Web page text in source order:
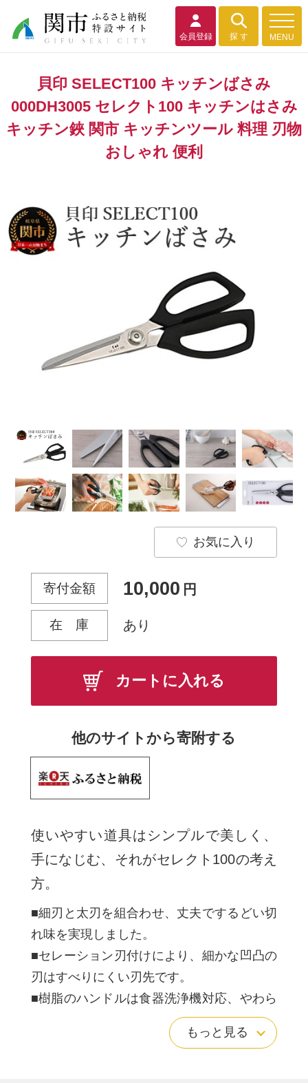
会員登録 探 す MENU
貝印 SELECT100 キッチンばさみ
000DH3005 セレクト100 キッチンはさみ
キッチン鋏 関市 キッチンツール 料理 刃物
おしゃれ 便利
お気に入り
使いやすい道具はシンプルで美しく、
手になじむ、それがセレクト100の考え
方。
■細刃と太刃を組合わせ、丈夫でするどい切
れ味を実現しました。
■セレーション刃付けにより、細かな凹凸の
刃はすべりにくい刃先です。
■樹脂のハンドルは食器洗浄機対応、やわら
かい素材なので固いものを切った時の衝撃
もっと見る
寄付金額 10,000 円
在 庫 あり
カートに入れる
他のサイトから寄附する